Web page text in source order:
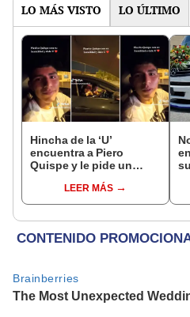
LO MÁS VISTO LO ÚLTIMO
Hincha de la ‘U’
encuentra a Piero
Quispe y le pide un
LEER MÁS